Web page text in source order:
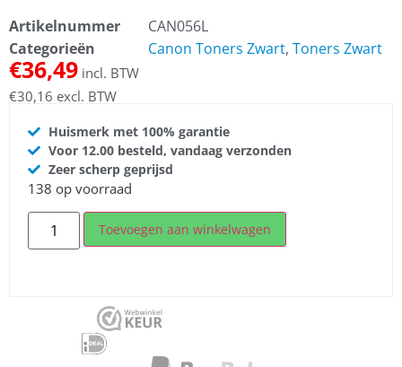
Artikelnummer
CAN056L
Categorieën
Canon Toners Zwart, Toners Zwart
€36,49 incl. BTW
€30,16 excl. BTW
Huismerk met 100% garantie
Voor 12.00 besteld, vandaag verzonden
Zeer scherp geprijsd
138 op voorraad
Toevoegen aan winkelwagen